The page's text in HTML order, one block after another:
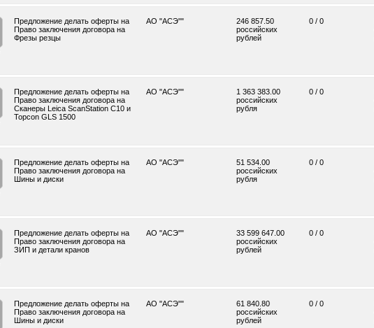
Предложение делать оферты на
Право заключения договора на
Фрезы резцы
АО "АСЭ""
246 857.50
российских
рублей
0 / 0
Предложение делать оферты на
Право заключения договора на
Сканеры Leica ScanStation C10 и
Topcon GLS 1500
АО "АСЭ""
1 363 383.00
российских
рубля
0 / 0
Предложение делать оферты на
Право заключения договора на
Шины и диски
АО "АСЭ""
51 534.00
российских
рубля
0 / 0
Предложение делать оферты на
Право заключения договора на
ЗИП и детали кранов
АО "АСЭ""
33 599 647.00
российских
рублей
0 / 0
Предложение делать оферты на
Право заключения договора на
Шины и диски
АО "АСЭ""
61 840.80
российских
рублей
0 / 0